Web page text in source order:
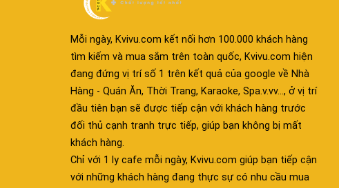
Mỗi ngày, Kvivu.com kết nối hơn 100.000 khách hàng
tìm kiếm và mua sắm trên toàn quốc, Kvivu.com hiện
đang đứng vị trí số 1 trên kết quả của google về Nhà
Hàng - Quán Ăn, Thời Trang, Karaoke, Spa.v.vv..., ở vị trí
đầu tiên bạn sẽ được tiếp cận với khách hàng trước
đối thủ cạnh tranh trực tiếp, giúp bạn không bị mất
khách hàng.
Chỉ với 1 ly cafe mỗi ngày, Kvivu.com giúp bạn tiếp cận
với những khách hàng đang thực sự có nhu cầu mua